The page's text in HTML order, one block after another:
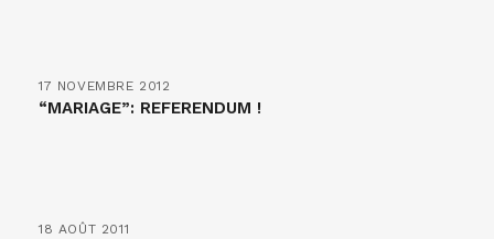
17 NOVEMBRE 2012
“MARIAGE”: REFERENDUM !
18 AOÛT 2011